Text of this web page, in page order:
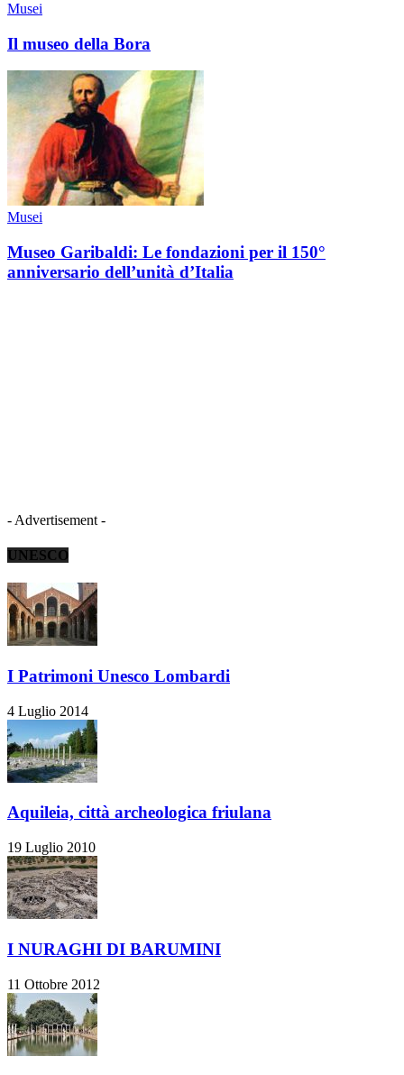
Musei
Il museo della Bora
Musei
Museo Garibaldi: Le fondazioni per il 150°
anniversario dell’unità d’Italia
- Advertisement -
UNESCO
I Patrimoni Unesco Lombardi
4 Luglio 2014
Aquileia, città archeologica friulana
19 Luglio 2010
I NURAGHI DI BARUMINI
11 Ottobre 2012